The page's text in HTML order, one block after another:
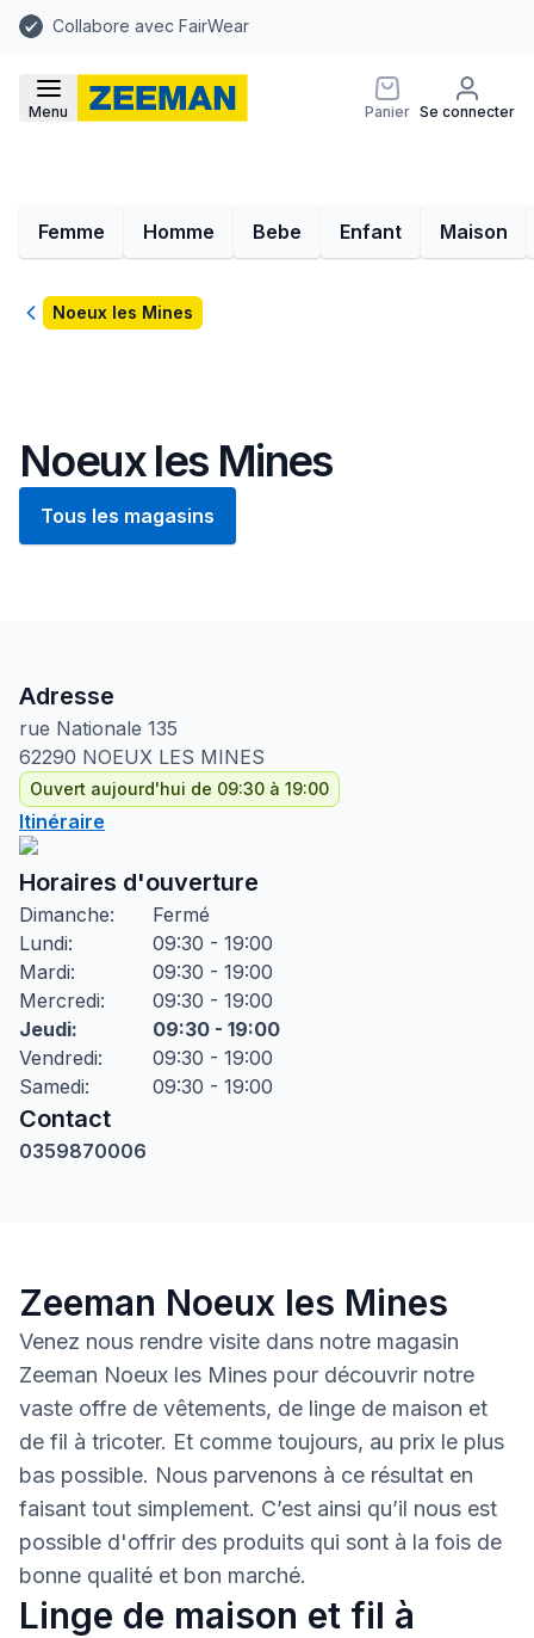
Collabore avec FairWear
Menu Panier Se connecter
Femme Homme Bebe Enfant Maison
RetourNoeux les Mines
Noeux les Mines
Tous les magasins
Adresse
rue Nationale 135
62290 NOEUX LES MINES
Ouvert aujourd'hui de 09:30 à 19:00
Itinéraire
Horaires d'ouverture
Dimanche:
Fermé
Lundi:
09:30 - 19:00
Mardi:
09:30 - 19:00
Mercredi:
09:30 - 19:00
Jeudi:
09:30 - 19:00
Vendredi:
09:30 - 19:00
Samedi: 09:30 - 19:00
Contact
0359870006
Zeeman Noeux les Mines
Venez nous rendre visite dans notre magasin
Zeeman Noeux les Mines pour découvrir notre
vaste offre de vêtements, de linge de maison et
de fil à tricoter. Et comme toujours, au prix le plus
bas possible. Nous parvenons à ce résultat en
faisant tout simplement. C’est ainsi qu’il nous est
possible d'offrir des produits qui sont à la fois de
bonne qualité et bon marché.
Linge de maison et fil à